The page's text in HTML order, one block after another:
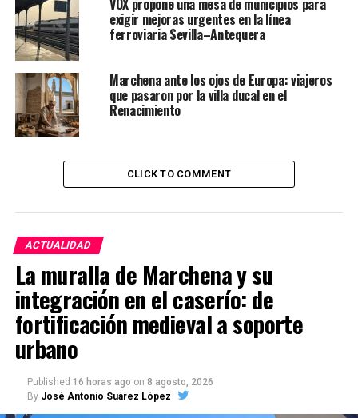
VOX propone una mesa de municipios para
exigir mejoras urgentes en la línea
ferroviaria Sevilla–Antequera
Marchena ante los ojos de Europa: viajeros
que pasaron por la villa ducal en el
Renacimiento
CLICK TO COMMENT
ACTUALIDAD
La muralla de Marchena y su
integración en el caserío: de
fortificación medieval a soporte
urbano
Published 16 horas ago on 8 agosto, 2026
By José Antonio Suárez López